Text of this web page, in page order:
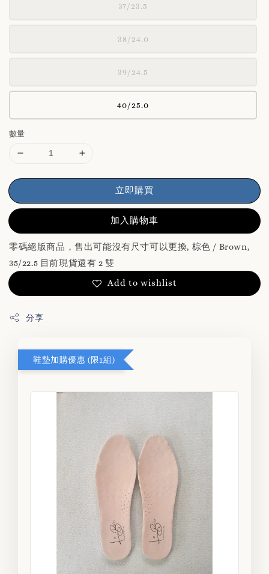
37/23.5
38/24.0
39/24.5
40/25.0
數量
立即購買
加入購物車
零碼絕版商品，售出可能沒有尺寸可以更換, 棕色 / Brown,
35/22.5 目前現貨還有 2 雙
Add to wishlist
分享
鞋墊加購優惠 (限1組)